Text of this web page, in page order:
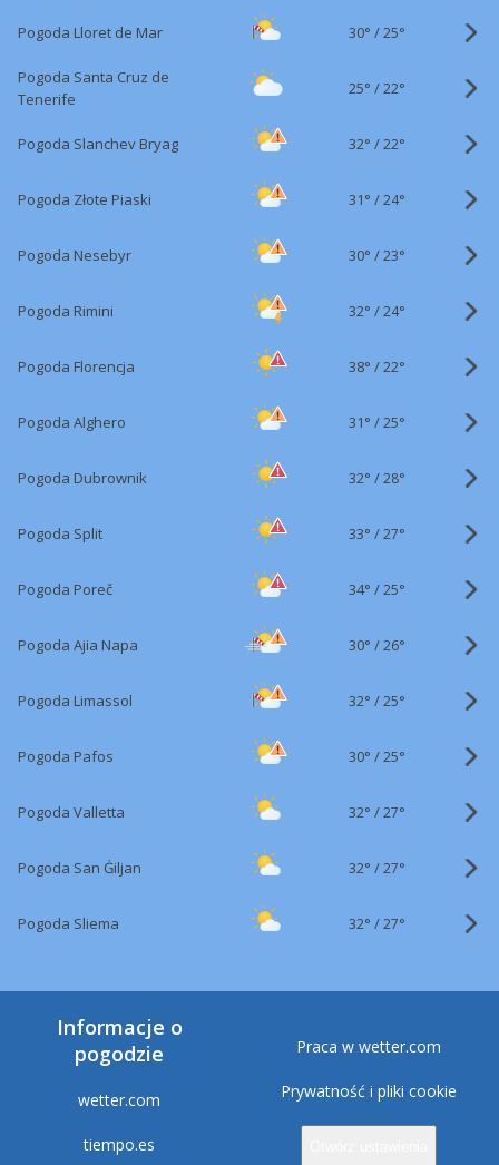
Pogoda Lloret de Mar 30° /25°
Pogoda Santa Cruz de
Tenerife
25° /22°
Pogoda Slanchev Bryag 32° /22°
Pogoda Złote Piaski 31° /24°
Pogoda Nesebyr 30° /23°
Pogoda Rimini 32° /24°
Pogoda Florencja 38° /22°
Pogoda Alghero 31° /25°
Pogoda Dubrownik 32° /28°
Pogoda Split 33° /27°
Pogoda Poreč 34° /25°
Pogoda Ajia Napa 30° /26°
Pogoda Limassol 32° /25°
Pogoda Pafos 30° /25°
Pogoda Valletta 32° /27°
Pogoda San Ġiljan 32° /27°
Pogoda Sliema 32° /27°
Informacje o
pogodzie
wetter.com
tiempo.es
Praca w wetter.com
Prywatność i pliki cookie